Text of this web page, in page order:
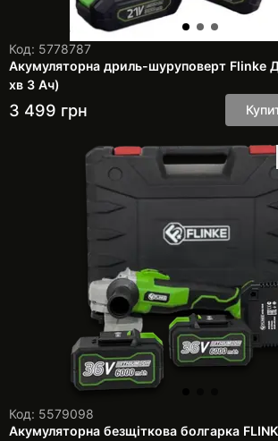
Код: 5778787
Акумуляторна дриль-шуруповерт Flinke
хв 3 Ач)
3 499 грн
Код: 5579098
Акумуляторна безщіткова болгарка